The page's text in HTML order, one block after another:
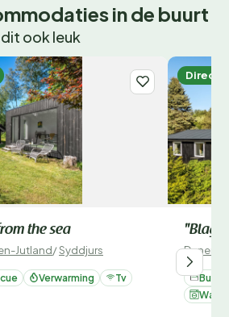
in de buurt
ook leuk
the sea
Jutland/Syddjurs
Verwarming Tv
Direct